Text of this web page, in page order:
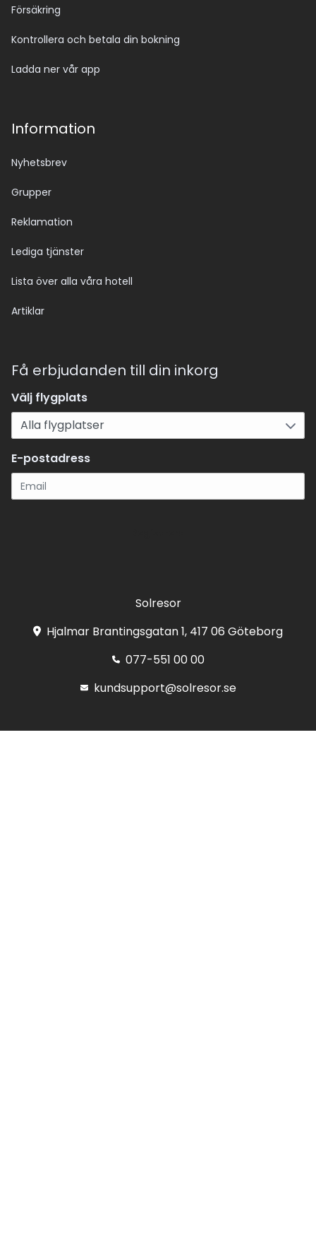
Försäkring
Kontrollera och betala din bokning
Ladda ner vår app
Information
Nyhetsbrev
Grupper
Reklamation
Lediga tjänster
Lista över alla våra hotell
Artiklar
Få erbjudanden till din inkorg
Välj flygplats
E-postadress
Solresor
Hjalmar Brantingsgatan 1, 417 06 Göteborg
077-551 00 00
kundsupport@solresor.se